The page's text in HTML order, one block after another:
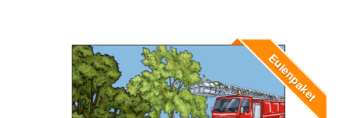
Eulenpaket